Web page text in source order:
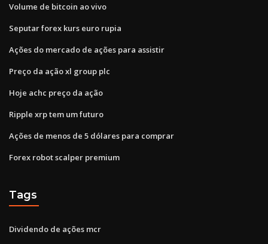
Volume de bitcoin ao vivo
Seputar forex kurs euro rupia
Ações do mercado de ações para assistir
Preço da ação xl group plc
Hoje achc preço da ação
Ripple xrp tem um futuro
Ações de menos de 5 dólares para comprar
Forex robot scalper premium
Tags
Dividendo de ações mcr